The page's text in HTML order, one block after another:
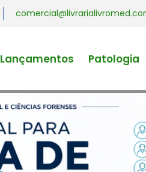
Lançamentos Patologia